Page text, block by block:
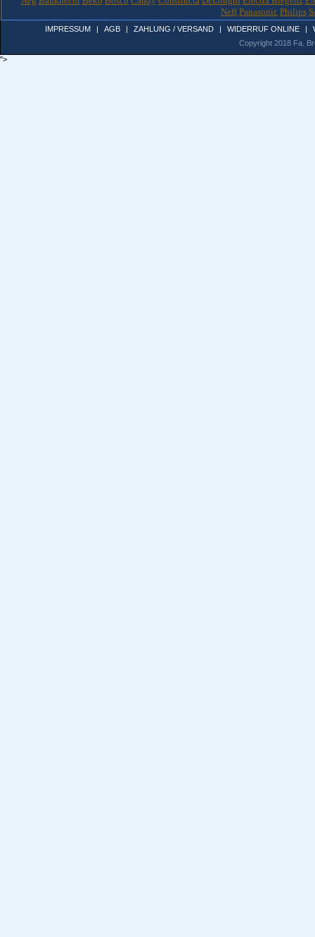
Neff Panasonic Philips
IMPRESSUM | AGB | ZAHLUNG / VERSAND | WIDERRUF ONLINE |
Copyright 2018 Fa.
">